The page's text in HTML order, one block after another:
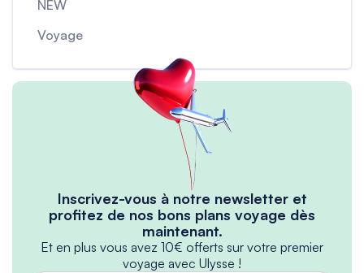
NEW
Voyage
Inscrivez-vous à notre newsletter et
profitez de nos bons plans voyage dès
maintenant.
Et en plus vous avez 10€ offerts sur votre premier
voyage avec Ulysse !